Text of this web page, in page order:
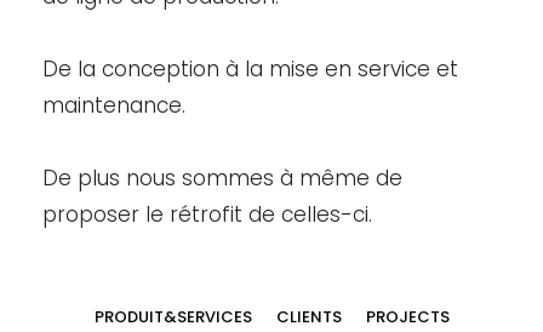
De la conception à la mise en service et
maintenance.
De plus nous sommes à même de
proposer le rétrofit de celles-ci.
PRODUIT&SERVICES CLIENTS
PROJECTS